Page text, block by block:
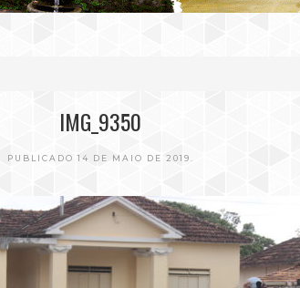
IMG_9350
PUBLICADO 14 DE MAIO DE 2019.